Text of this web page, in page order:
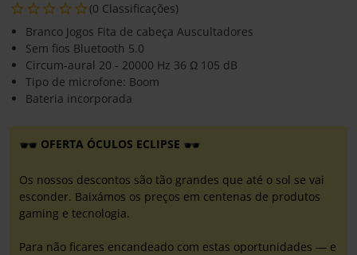
(0 Classificações)
Branco Jogos Fita de cabeça Auscultadores
Sem fios Bluetooth 5.0
Circum-aural 20 - 20000 Hz 36 Ω 105 dB
Tipo de microfone: Boom
Bateria incorporada
OFERTA ÓCULOS ECLIPSE
Os nossos descontos são tão grandes que até o sol se vai
esconder. Baixámos os preços em centenas de produtos
gaming e tecnologia.
Para não ficares encandeado com estas oportunidades — e